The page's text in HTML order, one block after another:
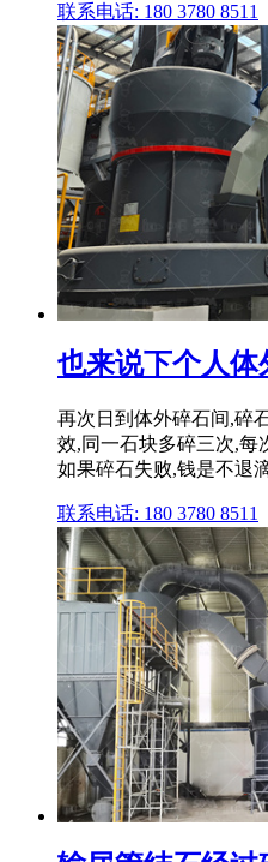
联系电话: 180 3780 8511
也来说下个人
再次日到体外碎石间,碎
效,同一石块多碎三次,每
如果碎石失败,钱是不退
联系电话: 180 3780 8511